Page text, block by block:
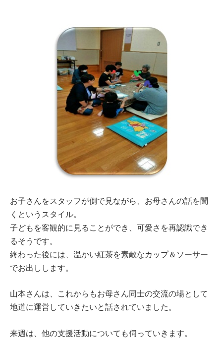
お子さんをスタッフが側で見ながら、お母さんの話を聞
くというスタイル。
子どもを客観的に見ることができ、可愛さを再認識でき
るそうです。
終わった後には、温かい紅茶を素敵なカップ＆ソーサー
でお出しします。
山本さんは、これからもお母さん同士の交流の場として
地道に運営していきたいと話されていました。
来週は、他の支援活動についても伺っていきます。